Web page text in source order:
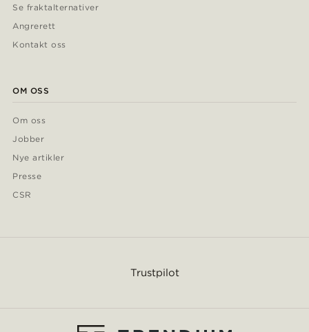
Se fraktalternativer
Angrerett
Kontakt oss
OM OSS
Om oss
Jobber
Nye artikler
Presse
CSR
Trustpilot